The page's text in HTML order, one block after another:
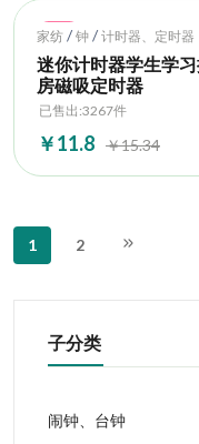
Hot
家纺 / 钟 / 计时器、定时器
迷你计时器学生学
房磁吸定时器
已售出:3267件
￥11.8 ￥15.34
1 2
子分类
闹钟、台钟